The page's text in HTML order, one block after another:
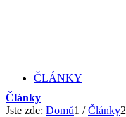
ČLÁNKY
Články
Jste zde: Domů1 / Články2